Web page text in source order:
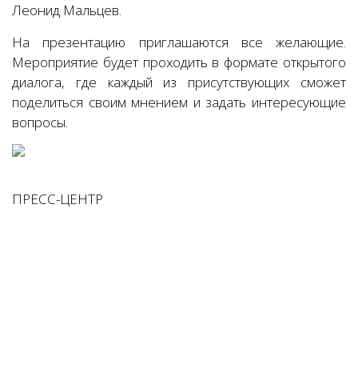
Леонид Мальцев.
На презентацию приглашаются все желающие.
Мероприятие будет проходить в формате открытого
диалога, где каждый из присутствующих сможет
поделиться своим мнением и задать интересующие
вопросы.
ПРЕСС-ЦЕНТР